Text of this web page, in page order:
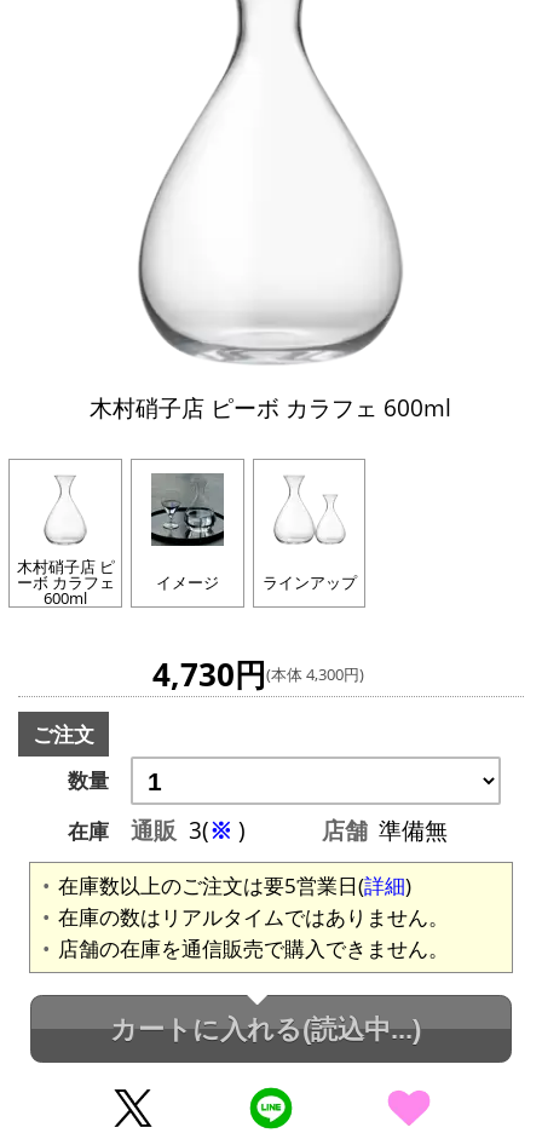
木村硝子店 ピーボ カラフェ 600ml
木村硝子店 ピ
ーボ カラフェ
600ml
イメージ ラインアップ
4,730円(本体 4,300円)
ご注文
数量
在庫
通販 3(※ ) 店舗 準備無
在庫数以上のご注文は要5営業日(詳細)
在庫の数はリアルタイムではありません。
店舗の在庫を通信販売で購入できません。
カートに入れる(読込中...)